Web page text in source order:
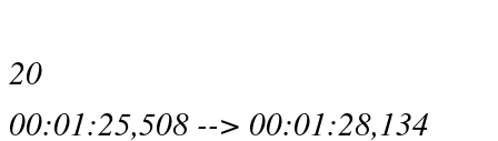
20
00:01:25,508 --> 00:01:28,134